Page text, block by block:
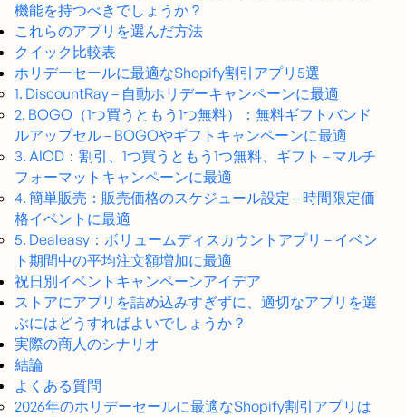
機能を持つべきでしょうか？
これらのアプリを選んだ方法
クイック比較表
ホリデーセールに最適なShopify割引アプリ5選
1. DiscountRay – 自動ホリデーキャンペーンに最適
2. BOGO（1つ買うともう1つ無料）：無料ギフトバンド
ルアップセル – BOGOやギフトキャンペーンに最適
3. AIOD：割引、1つ買うともう1つ無料、ギフト – マルチ
フォーマットキャンペーンに最適
4. 簡単販売：販売価格のスケジュール設定 – 時間限定価
格イベントに最適
5. Dealeasy：ボリュームディスカウントアプリ – イベン
ト期間中の平均注文額増加に最適
祝日別イベントキャンペーンアイデア
ストアにアプリを詰め込みすぎずに、適切なアプリを選
ぶにはどうすればよいでしょうか？
実際の商人のシナリオ
結論
よくある質問
2026年のホリデーセールに最適なShopify割引アプリは